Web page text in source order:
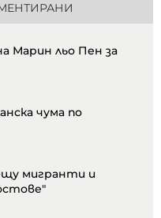
Марин льо Пен за
чума по
мигранти и